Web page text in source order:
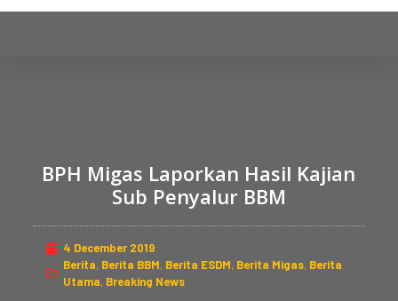
BPH Migas Laporkan Hasil Kajian
Sub Penyalur BBM
4 December 2019
Berita, Berita BBM, Berita ESDM, Berita Migas, Berita
Utama, Breaking News